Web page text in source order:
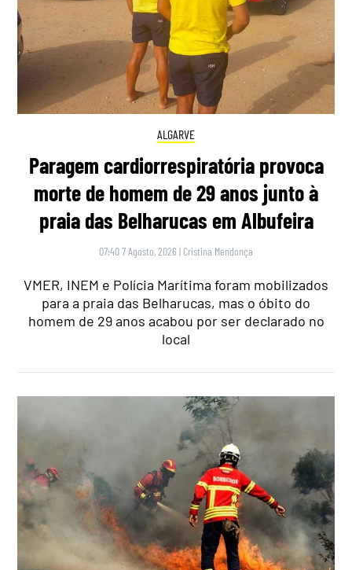
ALGARVE
Paragem cardiorrespiratória provoca
morte de homem de 29 anos junto à
praia das Belharucas em Albufeira
07:40 7 Agosto, 2026 | Cristina Mendonça
VMER, INEM e Polícia Marítima foram mobilizados
para a praia das Belharucas, mas o óbito do
homem de 29 anos acabou por ser declarado no
local